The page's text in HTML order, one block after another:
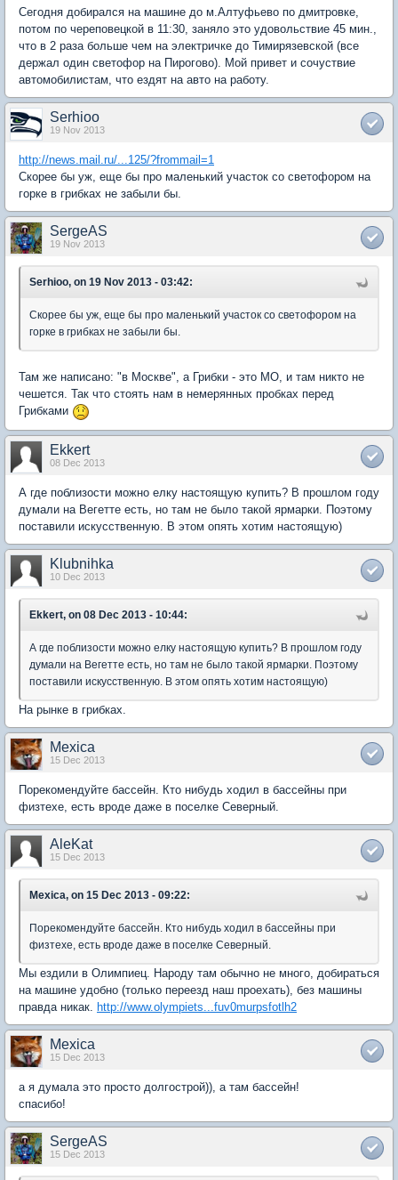
Сегодня добирался на машине до м.Алтуфьево по дмитровке,
потом по череповецкой в 11:30, заняло это удовольствие 45 мин.,
что в 2 раза больше чем на электричке до Тимирязевской (все
держал один светофор на Пирогово). Мой привет и сочуствие
автомобилистам, что ездят на авто на работу.
Serhioo
19 Nov 2013
http://news.mail.ru/...125/?frommail=1
Скорее бы уж, еще бы про маленький участок со светофором на
горке в грибках не забыли бы.
SergeAS
19 Nov 2013
Serhioo, on 19 Nov 2013 - 03:42:
Скорее бы уж, еще бы про маленький участок со светофором на
горке в грибках не забыли бы.
Там же написано: "в Москве", а Грибки - это МО, и там никто не
чешется. Так что стоять нам в немерянных пробках перед
Грибками
Ekkert
08 Dec 2013
А где поблизости можно елку настоящую купить? В прошлом году
думали на Вегетте есть, но там не было такой ярмарки. Поэтому
поставили искусственную. В этом опять хотим настоящую)
Klubnihka
10 Dec 2013
Ekkert, on 08 Dec 2013 - 10:44:
А где поблизости можно елку настоящую купить? В прошлом году
думали на Вегетте есть, но там не было такой ярмарки. Поэтому
поставили искусственную. В этом опять хотим настоящую)
На рынке в грибках.
Mexica
15 Dec 2013
Порекомендуйте бассейн. Кто нибудь ходил в бассейны при
физтехе, есть вроде даже в поселке Северный.
AleKat
15 Dec 2013
Mexica, on 15 Dec 2013 - 09:22:
Порекомендуйте бассейн. Кто нибудь ходил в бассейны при
физтехе, есть вроде даже в поселке Северный.
Мы ездили в Олимпиец. Народу там обычно не много, добираться
на машине удобно (только переезд наш проехать), без машины
правда никак. http://www.olympiets...fuv0murpsfotlh2
Mexica
15 Dec 2013
а я думала это просто долгострой)), а там бассейн!
спасибо!
SergeAS
15 Dec 2013